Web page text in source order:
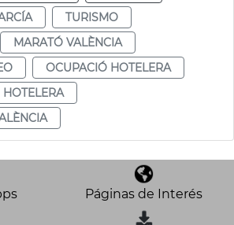
TURISMO
MARATÓ VALÈNCIA
OCUPACIÓ HOTELERA
Páginas de Interés